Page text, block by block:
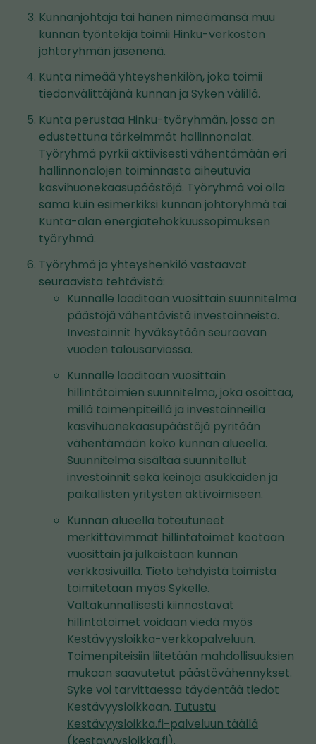
Kunnanjohtaja tai hänen nimeämänsä muu
kunnan työntekijä toimii Hinku-verkoston
johtoryhmän jäsenenä.
Kunta nimeää yhteyshenkilön, joka toimii
tiedonvälittäjänä kunnan ja Syken välillä.
Kunta perustaa Hinku-työryhmän, jossa on
edustettuna tärkeimmät hallinnonalat.
Työryhmä pyrkii aktiivisesti vähentämään eri
hallinnonalojen toiminnasta aiheutuvia
kasvihuonekaasupäästöjä. Työryhmä voi olla
sama kuin esimerkiksi kunnan johtoryhmä tai
Kunta-alan energiatehokkuussopimuksen
työryhmä.
Työryhmä ja yhteyshenkilö vastaavat
seuraavista tehtävistä:
Kunnalle laaditaan vuosittain suunnitelma
päästöjä vähentävistä investoinneista.
Investoinnit hyväksytään seuraavan
vuoden talousarviossa.
Kunnalle laaditaan vuosittain
hillintätoimien suunnitelma, joka osoittaa,
millä toimenpiteillä ja investoinneilla
kasvihuonekaasupäästöjä pyritään
vähentämään koko kunnan alueella.
Suunnitelma sisältää suunnitellut
investoinnit sekä keinoja asukkaiden ja
paikallisten yritysten aktivoimiseen.
Kunnan alueella toteutuneet
merkittävimmät hillintätoimet kootaan
vuosittain ja julkaistaan kunnan
verkkosivuilla. Tieto tehdyistä toimista
toimitetaan myös Sykelle.
Valtakunnallisesti kiinnostavat
hillintätoimet voidaan viedä myös
Kestävyysloikka-verkkopalveluun.
Toimenpiteisiin liitetään mahdollisuuksien
mukaan saavutetut päästövähennykset.
Syke voi tarvittaessa täydentää tiedot
Kestävyysloikkaan. Tutustu
Kestävyysloikka.fi-palveluun täällä
(kestavyysloikka.fi).